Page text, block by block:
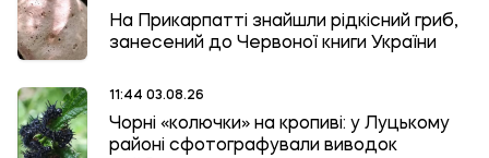
На Прикарпатті знайшли рідкісний гриб,
занесений до Червоної книги України
11:44 03.08.26
Чорні «колючки» на кропиві: у Луцькому
районі сфотографували виводок